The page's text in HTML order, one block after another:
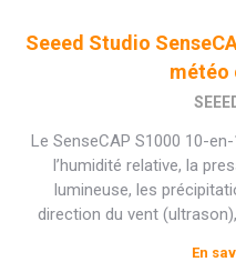
Seeed Studio
météo
Le SenseCAP S1000 10-
l’humidité relative, la
lumineuse, les
direction du vent
En